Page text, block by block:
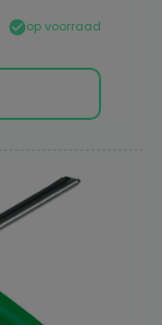
op voorraad